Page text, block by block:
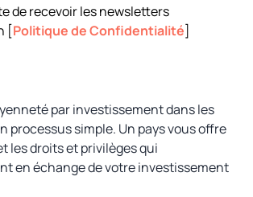
de recevoir les newsletters
[Politique de Confidentialité]
par investissement dans les
processus simple. Un pays vous offre
les droits et privilèges qui
en échange de votre investissement